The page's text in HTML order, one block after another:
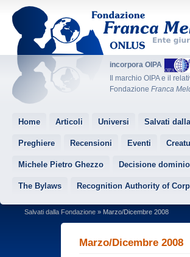
incorpora OIPA
Il marchio OIPA e il
Fondazione Franca
Home Articoli Universi Salvati
Preghiere Recensioni Eventi
Michele Pietro Ghezzo Decisione
The Bylaws Recognition Authority of
Salvati dalla Fondazione » Marzo/Dicembre 2008
Marzo/Dicembre 2008